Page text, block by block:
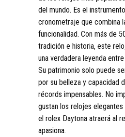
del mundo. Es el
cronometraje que combina
funcionalidad. Con más de
tradición e historia, este
una verdadera leyenda
Su patrimonio solo puede
por su belleza y capacidad
récords impensables. No
gustan los relojes
el rolex Daytona atraerá al
apasiona.